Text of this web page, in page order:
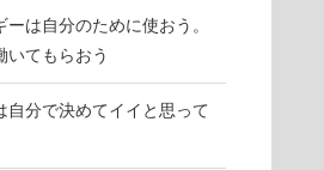
ーは自分のために使おう。
いてもらおう
自分で決めてイイと思って